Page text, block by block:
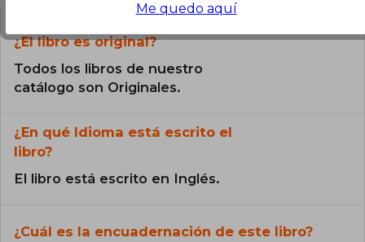
¿El libro es original?
Todos los libros de nuestro
catálogo son Originales.
¿En qué Idioma está escrito el
libro?
El libro está escrito en Inglés.
¿Cuál es la encuadernación de este libro?
Me quedo aquí